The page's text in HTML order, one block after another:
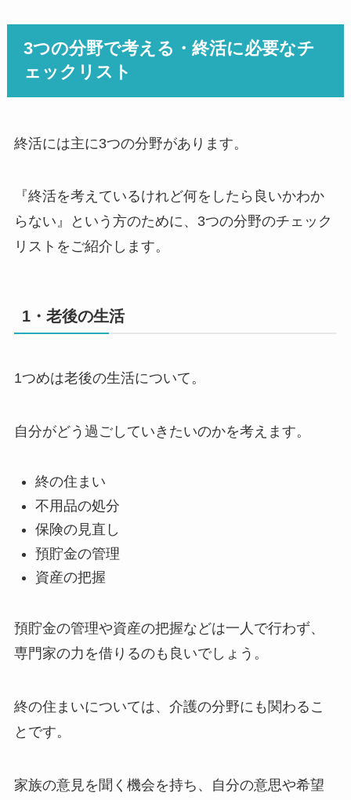
3つの分野で考える・終活に必要なチ
ェックリスト
終活には主に3つの分野があります。
『終活を考えているけれど何をしたら良いかわか
らない』という方のために、3つの分野のチェック
リストをご紹介します。
1・老後の生活
1つめは老後の生活について。
自分がどう過ごしていきたいのかを考えます。
終の住まい
不用品の処分
保険の見直し
預貯金の管理
資産の把握
預貯金の管理や資産の把握などは一人で行わず、
専門家の力を借りるのも良いでしょう。
終の住まいについては、介護の分野にも関わるこ
とです。
家族の意見を聞く機会を持ち、自分の意思や希望